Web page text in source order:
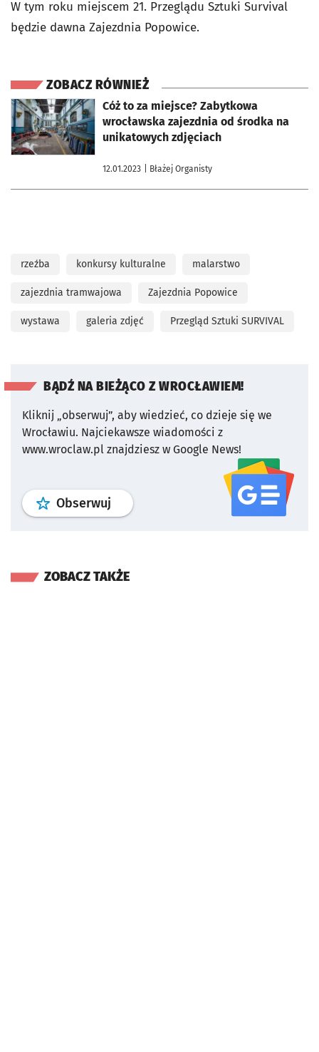
W tym roku miejscem 21. Przeglądu Sztuki Survival
będzie dawna Zajezdnia Popowice.
ZOBACZ RÓWNIEŻ
Cóż to za miejsce? Zabytkowa
wrocławska zajezdnia od środka na
unikatowych zdjęciach
12.01.2023 | Błażej Organisty
otworzy się w nowej karcie
rzeźba konkursy kulturalne malarstwo
zajezdnia tramwajowa Zajezdnia Popowice
wystawa galeria zdjęć Przegląd Sztuki SURVIVAL
BĄDŹ NA BIEŻĄCO Z WROCŁAWIEM!
Kliknij „obserwuj”, aby wiedzieć, co dzieje się we
Wrocławiu. Najciekawsze wiadomości z
www.wroclaw.pl znajdziesz w Google News!
Obserwuj profil serwisu
ZOBACZ TAKŻE